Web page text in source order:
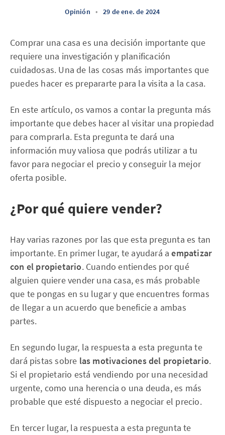
Opinión • 29 de ene. de 2024
Comprar una casa es una decisión importante que
requiere una investigación y planificación
cuidadosas. Una de las cosas más importantes que
puedes hacer es prepararte para la visita a la casa.
En este artículo, os vamos a contar la pregunta más
importante que debes hacer al visitar una propiedad
para comprarla. Esta pregunta te dará una
información muy valiosa que podrás utilizar a tu
favor para negociar el precio y conseguir la mejor
oferta posible.
¿Por qué quiere vender?
Hay varias razones por las que esta pregunta es tan
importante. En primer lugar, te ayudará aempatizar
con el propietario. Cuando entiendes por qué
alguien quiere vender una casa, es más probable
que te pongas en su lugar y que encuentres formas
de llegar a un acuerdo que beneficie a ambas
partes.
En segundo lugar, la respuesta a esta pregunta te
dará pistas sobre las motivaciones del propietario.
Si el propietario está vendiendo por una necesidad
urgente, como una herencia o una deuda, es más
probable que esté dispuesto a negociar el precio.
En tercer lugar, la respuesta a esta pregunta te